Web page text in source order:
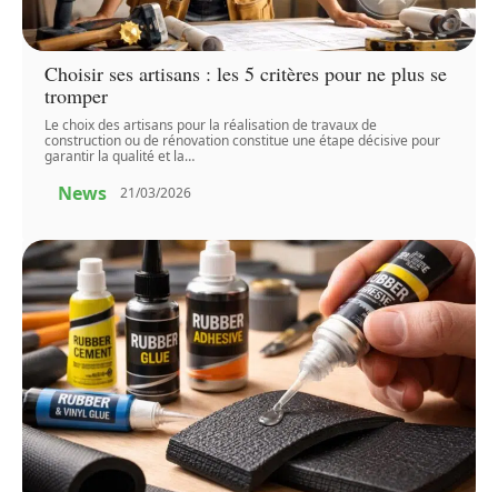
Choisir ses artisans : les 5 critères pour ne plus se
tromper
Le choix des artisans pour la réalisation de travaux de
construction ou de rénovation constitue une étape décisive pour
garantir la qualité et la…
News 21/03/2026